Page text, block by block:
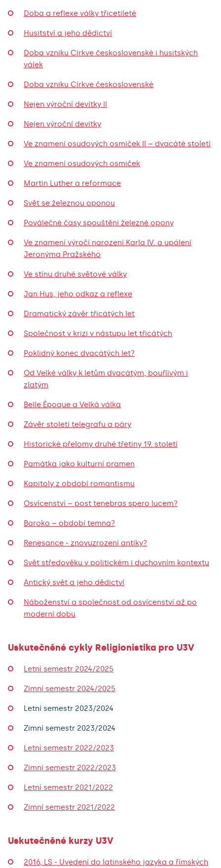
Doba a reflexe války třicetileté
Husitství a jeho dědictví
Doba vzniku Církve československé i husitských
válek
Doba vzniku Církve československé
Nejen výroční devítky II
Nejen výroční devítky
Ve znamení osudových osmiček II – dvacáté století
Ve znamení osudových osmiček
Martin Luther a reformace
Svět se železnou oponou
Poválečné časy spouštění železné opony
Ve znamení výročí narození Karla IV. a upálení
Jeronýma Pražského
Ve stínu druhé světové války
Jan Hus, jeho odkaz a reflexe
Dramatický závěr třicátých let
Společnost v krizi v nástupu let třicátých
Poklidný konec dvacátých let?
Od Velké války k letům dvacátým, bouřlivým i
zlatým
Belle Époque a Velká válka
Závěr století telegrafu a páry
Historické přelomy druhé třetiny 19. století
Památka jako kulturní pramen
Kapitoly z období romantismu
Osvícenství – post tenebras spero lucem?
Baroko – období temna?
Renesance - znovuzrození antiky?
Svět středověku v politickém i duchovním kontextu
Antický svět a jeho dědictví
Náboženství a společnost od osvícenství až po
moderní dobu
Uskutečněné cykly Religionistika pro U3V
Letní semestr 2024/2025
Zimní semestr 2024/2025
Letní semestr 2023/2024
Zimní semestr 2023/2024
Letní semestr 2022/2023
Zimní semestr 2022/2023
Letní semestr 2021/2022
Zimní semestr 2021/2022
Uskutečněné kurzy U3V
2016, LS - Uvedení do latinského jazyka a římských